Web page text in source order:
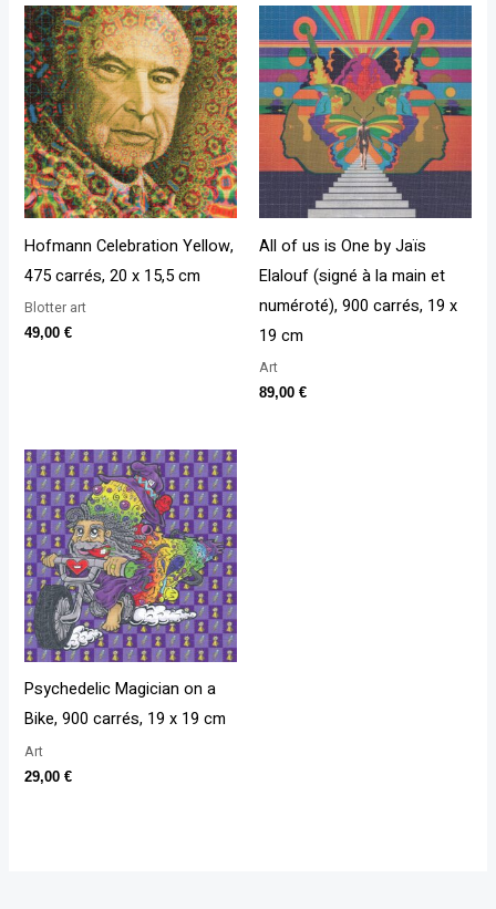
Hofmann Celebration Yellow,
475 carrés, 20 x 15,5 cm
Blotter art
49,00€
All of us is One by Jaïs
Elalouf (signé à la main et
numéroté), 900 carrés, 19 x
19 cm
Art
89,00 €
Psychedelic Magician on a
Bike, 900 carrés, 19 x 19 cm
Art
29,00€